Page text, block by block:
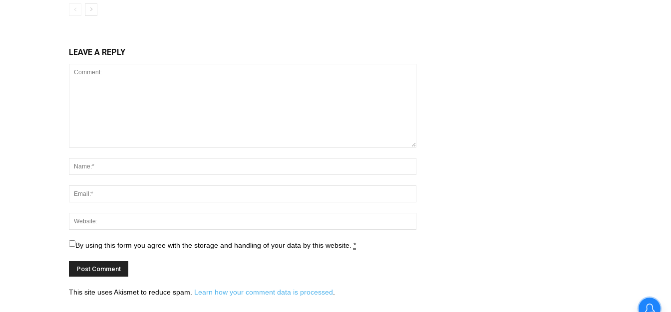
LEAVE A REPLY
By using this form you agree with the storage and handling of your data by this website. *
This site uses Akismet to reduce spam. Learn how your comment data is processed